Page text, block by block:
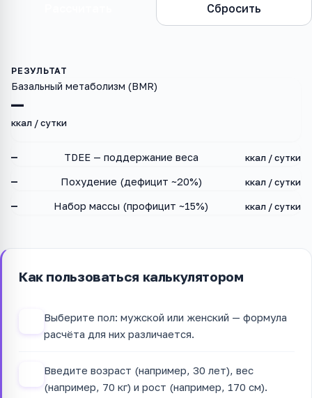
Сбросить
—
Базальный метаболизм (BMR)
ккал / сутки
— TDEE — поддержание веса ккал / сутки
— Похудение (дефицит ~20%) ккал / сутки
— Набор массы (профицит ~15%) ккал / сутки
Как пользоваться калькулятором
Выберите пол: мужской или женский — формула
расчёта для них различается.
Введите возраст (например, 30 лет), вес
(например, 70 кг) и рост (например, 170 см).